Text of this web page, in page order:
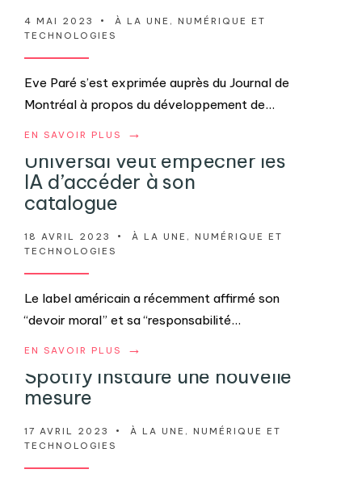
4 MAI 2023 • À LA UNE , NUMÉRIQUE ET
TECHNOLOGIES
Eve Paré s’est exprimée auprès du Journal de
Montréal à propos du développement de...
EN SAVOIR PLUS →
Universal veut empêcher les
IA d’accéder à son
catalogue
18 AVRIL 2023 • À LA UNE , NUMÉRIQUE ET
TECHNOLOGIES
Le label américain a récemment affirmé son
“devoir moral” et sa “responsabilité...
EN SAVOIR PLUS →
Spotify instaure une nouvelle
mesure
17 AVRIL 2023 • À LA UNE , NUMÉRIQUE ET
TECHNOLOGIES